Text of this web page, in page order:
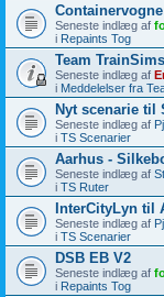
Containervogne
Seneste indlæg af
i Repaints Tog
Team
Seneste indlæg af
i Meddelelser fra
Nyt scenarie til
Seneste indlæg af
i TS Scenarier
Aarhus -
Seneste indlæg af
i TS Ruter
InterCityLyn til
Seneste indlæg af
i TS Scenarier
DSB EB V2
Seneste indlæg af
i Repaints Tog